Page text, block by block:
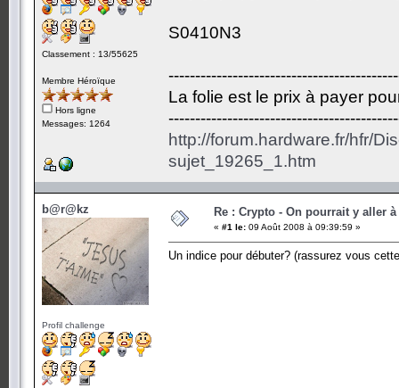
Classement : 13/55625
Membre Héroïque
Hors ligne
Messages: 1264
S0410N3
La folie est le prix à payer
http://forum.hardware.fr/hfr/
sujet_19265_1.htm
b@r@kz
Profil challenge
Re : Crypto - On pourrait y aller
« #1 le: 09 Août 2008 à 09:39:59 »
Un indice pour débuter? (rassurez vous